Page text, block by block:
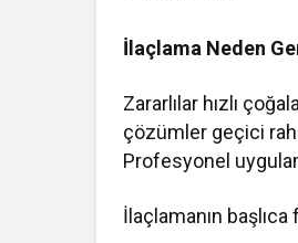
İlaçlama Neden
Zararlılar hızlı
çözümler geçici
Profesyonel
İlaçlamanın başlıca